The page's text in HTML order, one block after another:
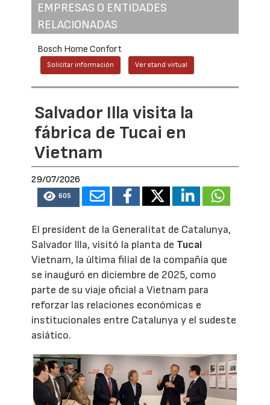
EMPRESAS O ENTIDADES
RELACIONADAS
Bosch Home Confort
Solicitar información Ver stand virtual
Salvador Illa visita la
fábrica de Tucai en
Vietnam
29/07/2026
605
El president de la Generalitat de Catalunya,
Salvador Illa, visitó la planta de Tucai
Vietnam, la última filial de la compañía que
se inauguró en diciembre de 2025, como
parte de su viaje oficial a Vietnam para
reforzar las relaciones económicas e
institucionales entre Catalunya y el sudeste
asiático.